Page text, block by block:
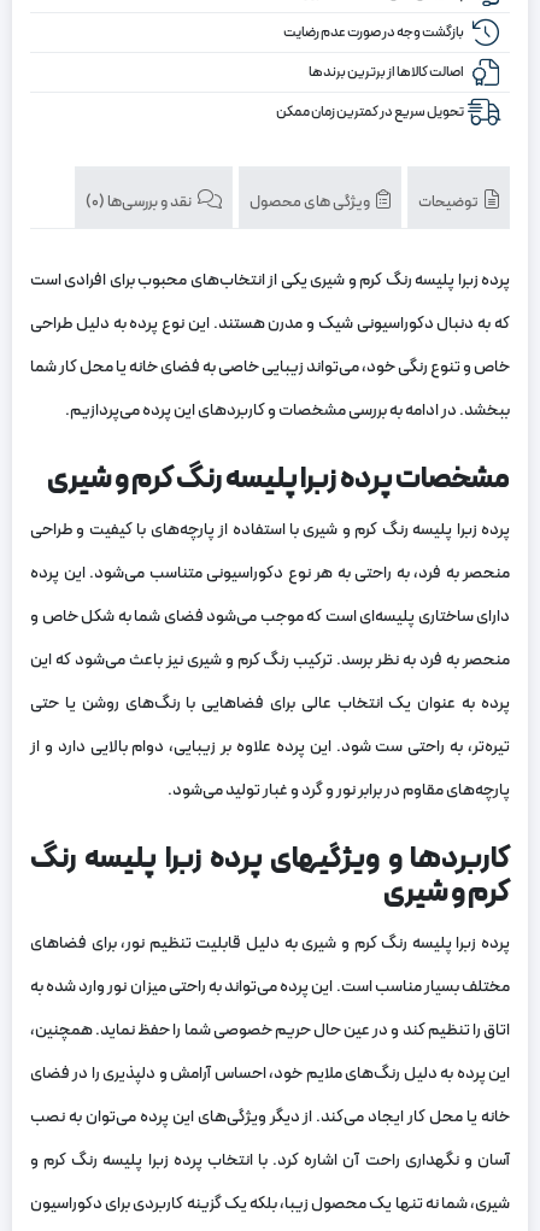
بازگشت وجه در صورت عدم رضایت
اصالت کالاها از برترین برندها
تحویل سریع در کمترین زمان ممکن
توضیحات ویژگی های محصول نقد و بررسی‌ها (0)
پرده زبرا پلیسه رنگ کرم و شیری یکی از انتخاب‌های محبوب برای افرادی است
که به دنبال دکوراسیونی شیک و مدرن هستند. این نوع پرده به دلیل طراحی
خاص و تنوع رنگی خود، می‌تواند زیبایی خاصی به فضای خانه یا محل کار شما
ببخشد. در ادامه به بررسی مشخصات و کاربردهای این پرده می‌پردازیم.
مشخصات پرده زبرا پلیسه رنگ کرم و شیری
پرده زبرا پلیسه رنگ کرم و شیری با استفاده از پارچه‌های با کیفیت و طراحی
منحصر به فرد، به راحتی به هر نوع دکوراسیونی متناسب می‌شود. این پرده
دارای ساختاری پلیسه‌ای است که موجب می‌شود فضای شما به شکل خاص و
منحصر به فرد به نظر برسد. ترکیب رنگ کرم و شیری نیز باعث می‌شود که این
پرده به عنوان یک انتخاب عالی برای فضاهایی با رنگ‌های روشن یا حتی
تیره‌تر، به راحتی ست شود. این پرده علاوه بر زیبایی، دوام بالایی دارد و از
پارچه‌های مقاوم در برابر نور و گرد و غبار تولید می‌شود.
کاربردها و ویژگیهای پرده زبرا پلیسه رنگ
کرم و شیری
پرده زبرا پلیسه رنگ کرم و شیری به دلیل قابلیت تنظیم نور، برای فضاهای
مختلف بسیار مناسب است. این پرده می‌تواند به راحتی میزان نور وارد شده به
اتاق را تنظیم کند و در عین حال حریم خصوصی شما را حفظ نماید. همچنین،
این پرده به دلیل رنگ‌های ملایم خود، احساس آرامش و دلپذیری را در فضای
خانه یا محل کار ایجاد می‌کند. از دیگر ویژگی‌های این پرده می‌توان به نصب
آسان و نگهداری راحت آن اشاره کرد. با انتخاب پرده زبرا پلیسه رنگ کرم و
شیری، شما نه تنها یک محصول زیبا، بلکه یک گزینه کاربردی برای دکوراسیون